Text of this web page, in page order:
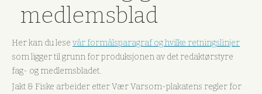
medlemsblad
Her kan du lese vår formålsparagraf og hvilke retningslinjer
som ligger til grunn for produksjonen av det redaktørstyre
fag- og medlemsbladet.
Jakt & Fiske arbeider etter Vær Varsom-plakatens regler for